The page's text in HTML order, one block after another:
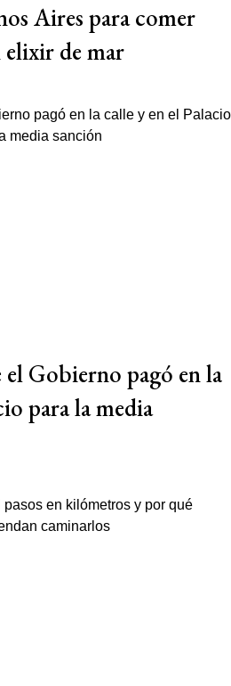
Aires para comer
elixir de mar
Gobierno pagó en la
para la media